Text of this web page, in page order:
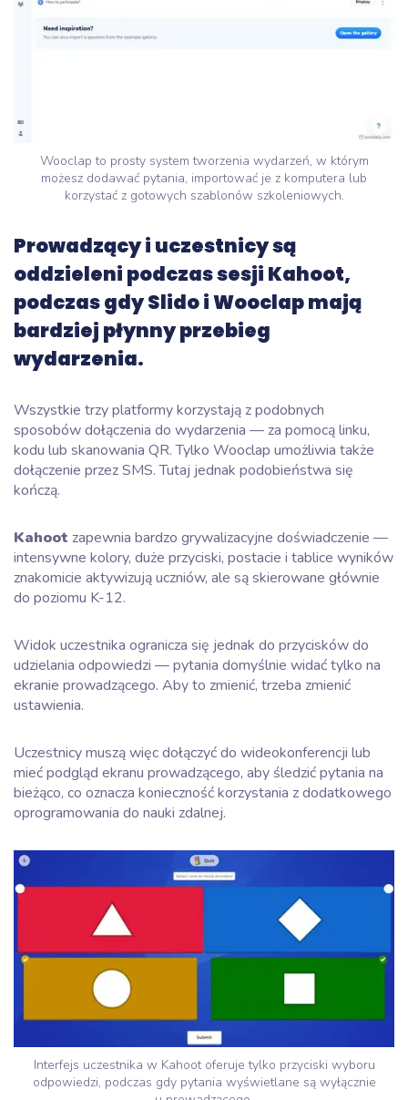
Wooclap to prosty system tworzenia wydarzeń, w którym
możesz dodawać pytania, importować je z komputera lub
korzystać z gotowych szablonów szkoleniowych.
Prowadzący i uczestnicy są
oddzieleni podczas sesji Kahoot,
podczas gdy Slido i Wooclap mają
bardziej płynny przebieg
wydarzenia.
Wszystkie trzy platformy korzystają z podobnych
sposobów dołączenia do wydarzenia — za pomocą linku,
kodu lub skanowania QR. Tylko Wooclap umożliwia także
dołączenie przez SMS. Tutaj jednak podobieństwa się
kończą.
Kahoot zapewnia bardzo grywalizacyjne doświadczenie —
intensywne kolory, duże przyciski, postacie i tablice wyników
znakomicie aktywizują uczniów, ale są skierowane głównie
do poziomu K-12.
Widok uczestnika ogranicza się jednak do przycisków do
udzielania odpowiedzi — pytania domyślnie widać tylko na
ekranie prowadzącego. Aby to zmienić, trzeba zmienić
ustawienia.
Uczestnicy muszą więc dołączyć do wideokonferencji lub
mieć podgląd ekranu prowadzącego, aby śledzić pytania na
bieżąco, co oznacza konieczność korzystania z dodatkowego
oprogramowania do nauki zdalnej.
Interfejs uczestnika w Kahoot oferuje tylko przyciski wyboru
odpowiedzi, podczas gdy pytania wyświetlane są wyłącznie